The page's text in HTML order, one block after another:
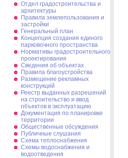
Отдел градостроительства и
архитектуры
Правила землепользования и
застройки
Генеральный план
Концепция создания единого
парковочного пространства
Нормативы градостроительного
проектирования
Сведения об объектах
Правила благоустройства
Размещение рекламных
конструкций
Реестр выданных разрешений
на строительство и ввод
объектов в эксплуатацию
Документация по планировке
территории
Общественные обсуждения
Публичные слушания
Схема теплоснабжения
Схемы водоснабжения и
водоотведения